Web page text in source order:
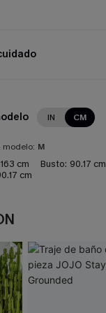
IN CM
modelo: M
163 cm Busto: 90.17 cm
cm